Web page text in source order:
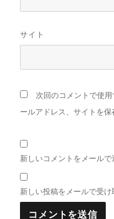
サイト
次回のコメントで使
ールアドレス、サイトを保
新しいコメントをメールで
新しい投稿をメールで受け